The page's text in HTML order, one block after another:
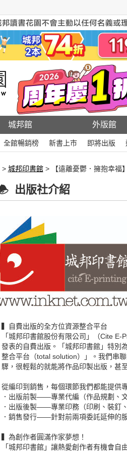
城邦館 外版館
全館暢銷榜 新書上市 即將出版
> 城邦印書館> 【遠離憂鬱．擁抱幸福
出版社介紹
▍自費出版的全方位資源整合平台
「城邦印書館股份有限公司」（Cite
發表的自費出版。「城邦印書館」特別
整合平台（total solution）」。我們串
驟，很輕鬆的就能將作品印製出版，甚
從編印到銷售，每個環節我們都能提供
．出版前製——專業代編（作品規劃、
．出版後製——專業印務（印刷、裝釘、
．銷售發行——針對前兩項委託延伸的
▍為創作者圓滿作家夢想！
「城邦印書館」讓熱愛創作者有機會